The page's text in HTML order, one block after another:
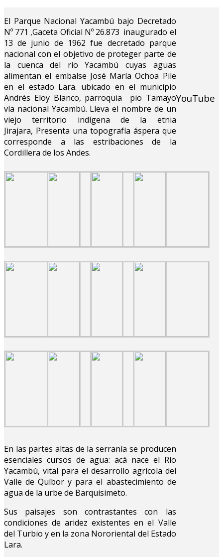
El Parque Nacional Yacambú bajo Decretado
Nº 771 ,Gaceta Oficial Nº 26.873 inaugurado el
13 de junio de 1962 fue decretado parque
nacional con el objetivo de proteger parte de
la cuenca del río Yacambú cuyas aguas
alimentan el embalse José María Ochoa Pile
en el estado Lara. ubicado en el municipio
Andrés Eloy Blanco, parroquia pio Tamayo
vía nacional Yacambú. Lleva el nombre de un
viejo territorio indígena de la etnia
Jirajara, Presenta una topografía áspera que
corresponde a las estribaciones de la
Cordillera de los Andes.
En las partes altas de la serranía se producen
esenciales cursos de agua: acá nace el Río
Yacambú, vital para el desarrollo agrícola del
Valle de Quíbor y para el abastecimiento de
agua de la urbe de Barquisimeto.
Sus paisajes son contrastantes con las
condiciones de aridez existentes en el Valle
del Turbio y en la zona Nororiental del Estado
Lara.
YouTube